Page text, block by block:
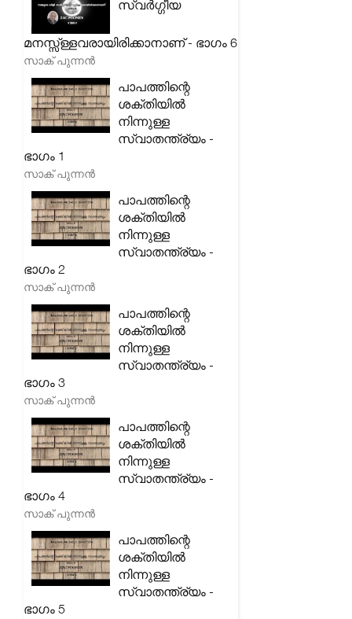
സ്വർഗ്ഗീയ
മനസ്സ്ള്ളവരായിരിക്കാനാണ് - ഭാഗം 6
സാക് പുന്നൻ
പാപത്തിന്റെ
ശക്തിയിൽ
നിന്നുള്ള
സ്വാതന്ത്ര്യം -
ഭാഗം 1
സാക് പുന്നൻ
പാപത്തിന്റെ
ശക്തിയിൽ
നിന്നുള്ള
സ്വാതന്ത്ര്യം -
ഭാഗം 2
സാക് പുന്നൻ
പാപത്തിന്റെ
ശക്തിയിൽ
നിന്നുള്ള
സ്വാതന്ത്ര്യം -
ഭാഗം 3
സാക് പുന്നൻ
പാപത്തിന്റെ
ശക്തിയിൽ
നിന്നുള്ള
സ്വാതന്ത്ര്യം -
ഭാഗം 4
സാക് പുന്നൻ
പാപത്തിന്റെ
ശക്തിയിൽ
നിന്നുള്ള
സ്വാതന്ത്ര്യം -
ഭാഗം 5